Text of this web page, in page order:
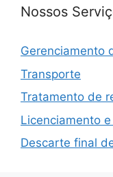
Nossos
Gerenciamento
Transporte
Tratamento de
Licenciamento
Descarte final